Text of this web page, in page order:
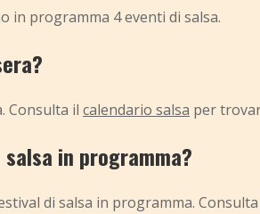
in programma 4 eventi di salsa.
Consulta il calendario salsa per
in programma?
di salsa in programma.